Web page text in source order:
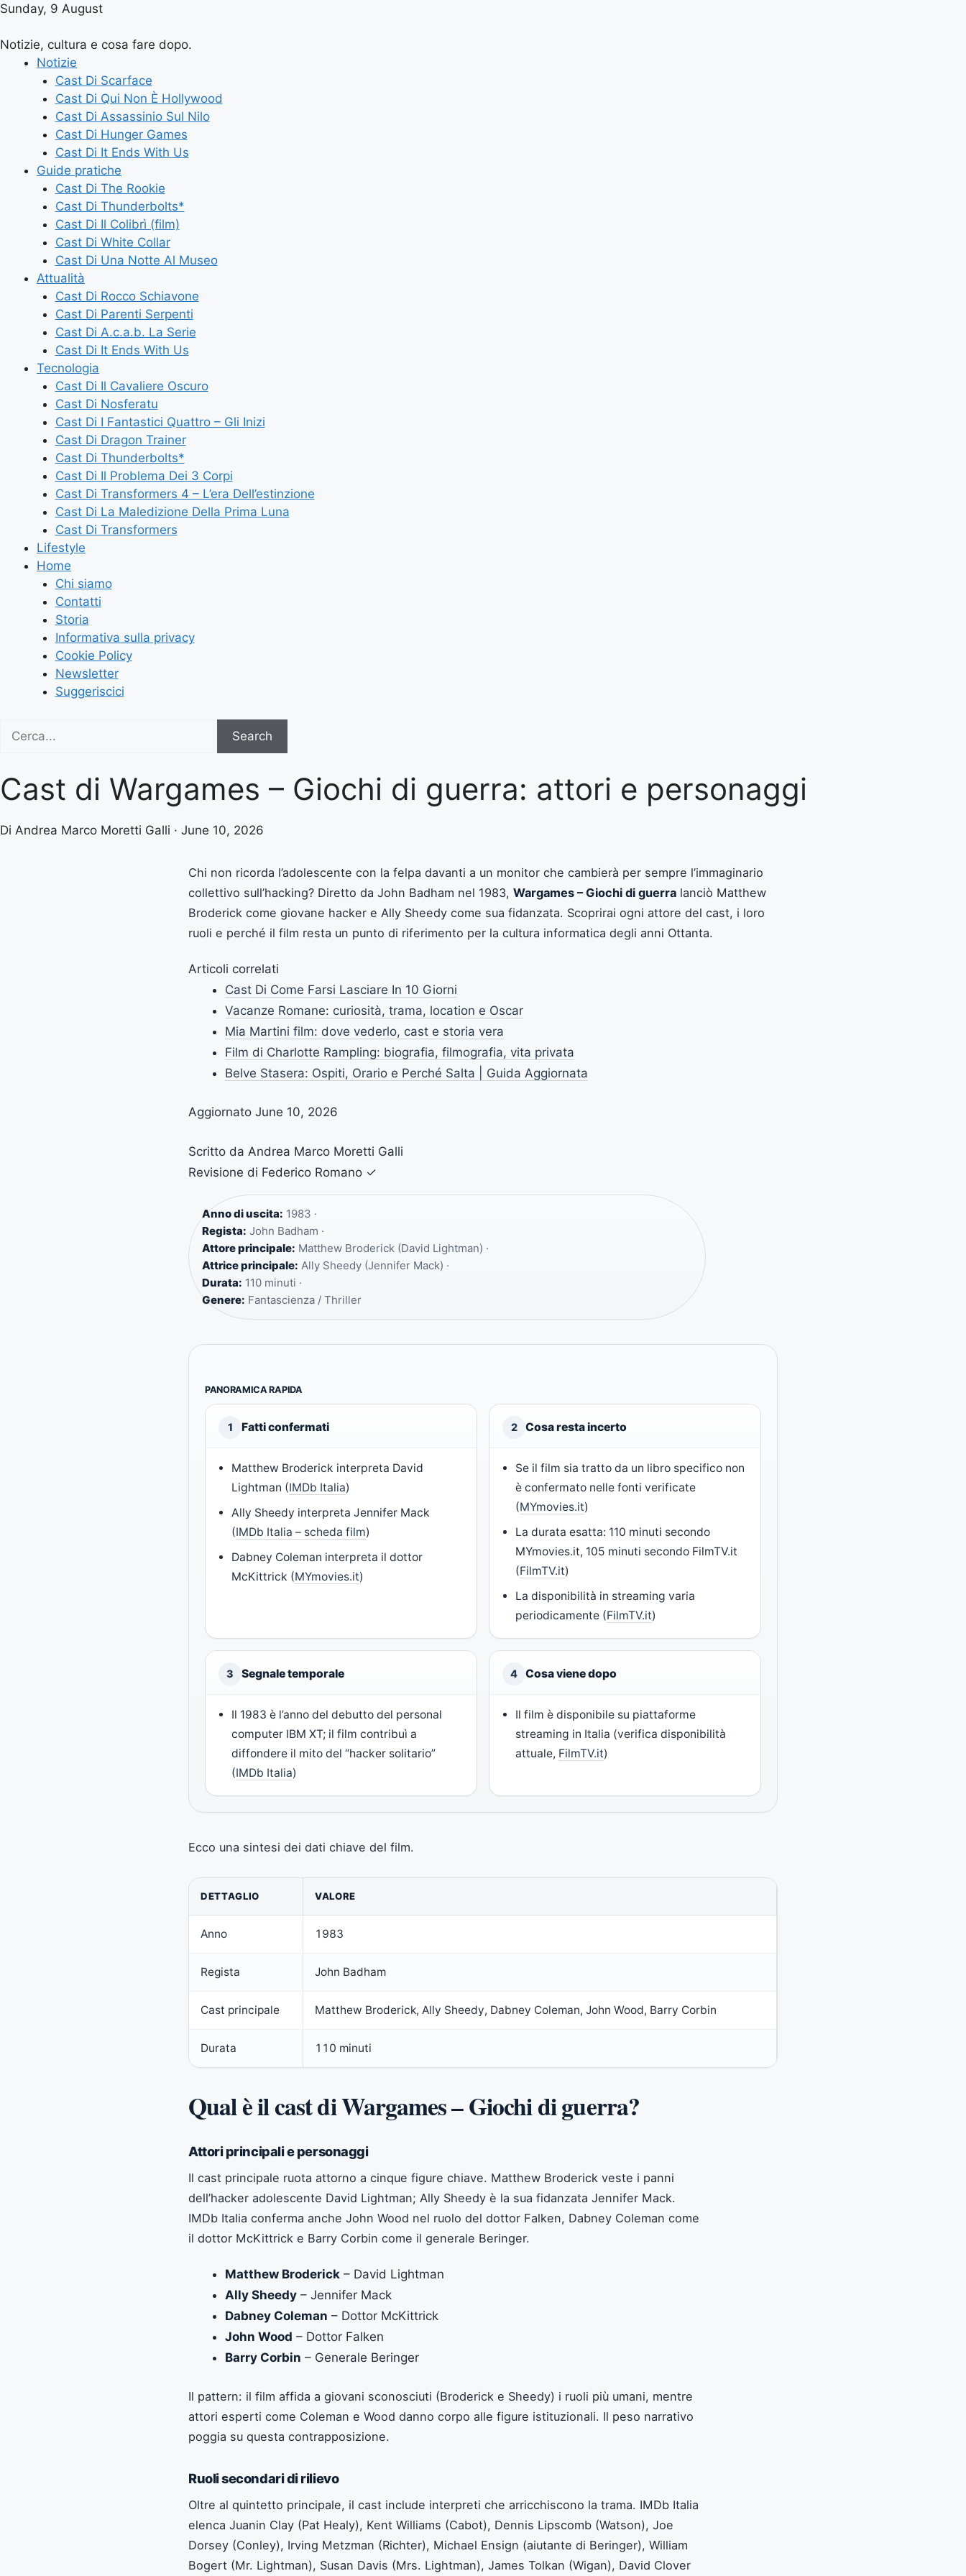
Sunday, 9 August
Notizie, cultura e cosa fare dopo.
Notizie
Cast Di Scarface
Cast Di Qui Non È Hollywood
Cast Di Assassinio Sul Nilo
Cast Di Hunger Games
Cast Di It Ends With Us
Guide pratiche
Cast Di The Rookie
Cast Di Thunderbolts*
Cast Di Il Colibrì (film)
Cast Di White Collar
Cast Di Una Notte Al Museo
Attualità
Cast Di Rocco Schiavone
Cast Di Parenti Serpenti
Cast Di A.c.a.b. La Serie
Cast Di It Ends With Us
Tecnologia
Cast Di Il Cavaliere Oscuro
Cast Di Nosferatu
Cast Di I Fantastici Quattro – Gli Inizi
Cast Di Dragon Trainer
Cast Di Thunderbolts*
Cast Di Il Problema Dei 3 Corpi
Cast Di Transformers 4 – L’era Dell’estinzione
Cast Di La Maledizione Della Prima Luna
Cast Di Transformers
Lifestyle
Home
Chi siamo
Contatti
Storia
Informativa sulla privacy
Cookie Policy
Newsletter
Suggeriscici
for:
Search
Cast di Wargames – Giochi di guerra: attori e personaggi
Di Andrea Marco Moretti Galli · June 10, 2026
Chi non ricorda l’adolescente con la felpa davanti a un monitor che cambierà per sempre l’immaginario
collettivo sull’hacking? Diretto da John Badham nel 1983, Wargames – Giochi di guerra lanciò Matthew
Broderick come giovane hacker e Ally Sheedy come sua fidanzata. Scoprirai ogni attore del cast, i loro
ruoli e perché il film resta un punto di riferimento per la cultura informatica degli anni Ottanta.
Articoli correlati
Cast Di Come Farsi Lasciare In 10 Giorni
Vacanze Romane: curiosità, trama, location e Oscar
Mia Martini film: dove vederlo, cast e storia vera
Film di Charlotte Rampling: biografia, filmografia, vita privata
Belve Stasera: Ospiti, Orario e Perché Salta | Guida Aggiornata
Aggiornato June 10, 2026
Scritto da Andrea Marco Moretti Galli
Revisione di Federico Romano ✓
Anno di uscita: 1983 ·
Regista: John Badham ·
Attore principale: Matthew Broderick (David Lightman) ·
Attrice principale: Ally Sheedy (Jennifer Mack) ·
Durata: 110 minuti ·
Genere: Fantascienza / Thriller
PANORAMICA RAPIDA
1 Fatti confermati
Matthew Broderick interpreta David
Lightman (IMDb Italia)
Ally Sheedy interpreta Jennifer Mack
(IMDb Italia – scheda film)
Dabney Coleman interpreta il dottor
McKittrick (MYmovies.it)
2 Cosa resta incerto
Se il film sia tratto da un libro specifico non
è confermato nelle fonti verificate
(MYmovies.it)
La durata esatta: 110 minuti secondo
MYmovies.it, 105 minuti secondo FilmTV.it
(FilmTV.it)
La disponibilità in streaming varia
periodicamente (FilmTV.it)
3 Segnale temporale
Il 1983 è l’anno del debutto del personal
computer IBM XT; il film contribuì a
diffondere il mito del “hacker solitario”
(IMDb Italia)
4 Cosa viene dopo
Il film è disponibile su piattaforme
streaming in Italia (verifica disponibilità
attuale, FilmTV.it)
Ecco una sintesi dei dati chiave del film.
DETTAGLIO VALORE
Anno 1983
Regista John Badham
Cast principale Matthew Broderick, Ally Sheedy, Dabney Coleman, John Wood, Barry Corbin
Durata 110 minuti
Qual è il cast di Wargames – Giochi di guerra?
Attori principali e personaggi
Il cast principale ruota attorno a cinque figure chiave. Matthew Broderick veste i panni
dell’hacker adolescente David Lightman; Ally Sheedy è la sua fidanzata Jennifer Mack.
IMDb Italia conferma anche John Wood nel ruolo del dottor Falken, Dabney Coleman come
il dottor McKittrick e Barry Corbin come il generale Beringer.
Matthew Broderick – David Lightman
Ally Sheedy – Jennifer Mack
Dabney Coleman – Dottor McKittrick
John Wood – Dottor Falken
Barry Corbin – Generale Beringer
Il pattern: il film affida a giovani sconosciuti (Broderick e Sheedy) i ruoli più umani, mentre
attori esperti come Coleman e Wood danno corpo alle figure istituzionali. Il peso narrativo
poggia su questa contrapposizione.
Ruoli secondari di rilievo
Oltre al quintetto principale, il cast include interpreti che arricchiscono la trama. IMDb Italia
elenca Juanin Clay (Pat Healy), Kent Williams (Cabot), Dennis Lipscomb (Watson), Joe
Dorsey (Conley), Irving Metzman (Richter), Michael Ensign (aiutante di Beringer), William
Bogert (Mr. Lightman), Susan Davis (Mrs. Lightman), James Tolkan (Wigan), David Clover